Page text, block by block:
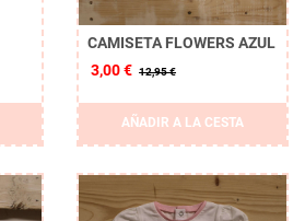
CAMISETA FLOWERS AZUL
3,00 € 12,95 €
AÑADIR A LA CESTA